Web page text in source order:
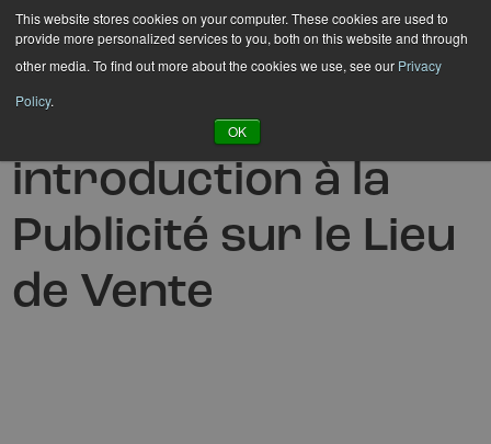
This website stores cookies on your computer. These cookies are used to
provide more personalized services to you, both on this website and through
other media. To find out more about the cookies we use, see our Privacy
Policy.
OK
Hyppää
sisältöön
Make it POP ! Une
introduction à la
Publicité sur le Lieu
de Vente